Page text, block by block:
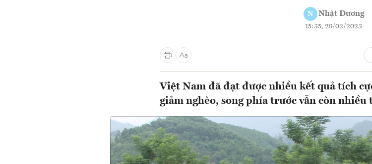
N Nhật Dương
15:35, 28/02/2023
Việt Nam đã đạt được nhiều kết quả tích
giảm nghèo, song phía trước vẫn còn